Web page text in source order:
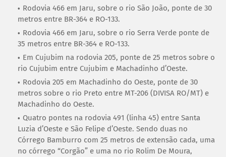
Rodovia 466 em Jaru, sobre o rio São João, ponte de 30
metros entre BR-364 e RO-133.
Rodovia 466 em Jaru, sobre o rio Serra Verde ponte de
35 metros entre BR-364 e RO-133.
Em Cujubim na rodovia 205, ponte de 25 metros sobre o
rio Cujubim entre Cujubim e Machadinho d’Oeste.
Rodovia 205 em Machadinho do Oeste, ponte de 30
metros sobre o rio Preto entre MT-206 (DIVISA RO/MT) e
Machadinho do Oeste.
Quatro pontes na rodovia 491 (linha 45) entre Santa
Luzia d’Oeste e São Felipe d’Oeste. Sendo duas no
Córrego Bamburro com 25 metros de extensão cada, uma
no córrego “Corgão” e uma no rio Rolim De Moura,